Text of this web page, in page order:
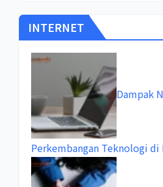
INTERNET
Dampak
Perkembangan Teknologi di